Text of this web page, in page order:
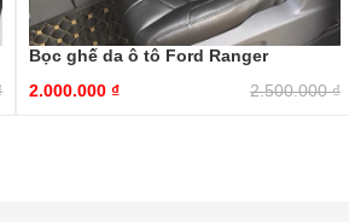
Bọc ghế da ô tô Ford Ranger
2.500.000₫
2.000.000 ₫